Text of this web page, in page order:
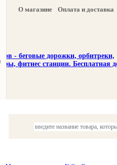
О магазине Оплата и доставка